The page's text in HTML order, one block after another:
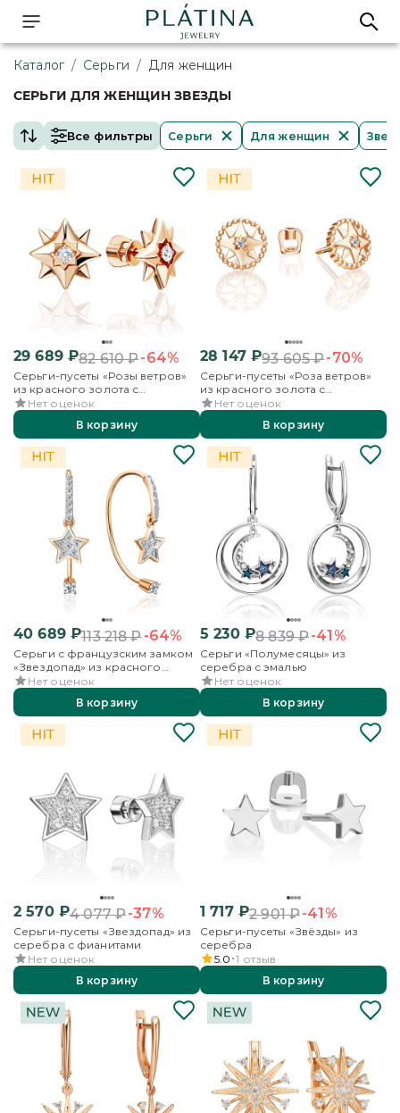
Каталог / Серьги / Для женщин
СЕРЬГИ ДЛЯ ЖЕНЩИН ЗВЕЗДЫ
Все фильтры Серьги Для женщин
29 689₽82 610₽-64%
Серьги-пусеты «Розы ветров»
из красного золота с
фианитом
Нет оценок
В корзину
28 147₽93 605₽-70%
Серьги-пусеты «Роза ветров»
из красного золота с
фианитом
Нет оценок
В корзину
40 689₽113 218₽-64%
Серьги с французским замком
«Звездопад» из красного
золота с фианитами
Нет оценок
В корзину
5 230₽8 839₽-41%
Серьги «Полумесяцы» из
серебра с эмалью
Нет оценок
В корзину
2 570₽4 077₽-37%
Серьги-пусеты «Звездопад» из
серебра с фианитами
Нет оценок
В корзину
1 717₽2 901₽-41%
Серьги-пусеты «Звёзды» из
серебра
5.0 1 отзыв
В корзину